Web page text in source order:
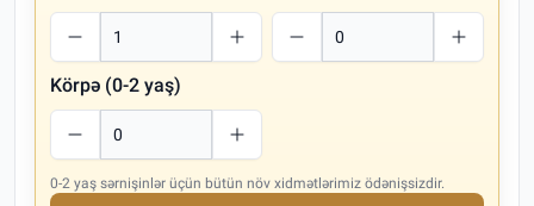
Körpə (0-2 yaş)
0-2 yaş sərnişinlər üçün bütün növ xidmətlərimiz ödənişsizdir.